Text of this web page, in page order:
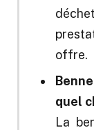
offre.
quel
La